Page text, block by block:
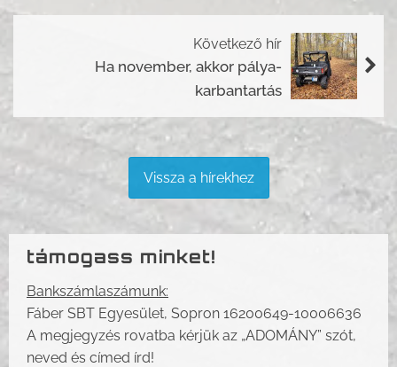
Következő hír
Ha november, akkor pálya-
karbantartás
Vissza a hírekhez
támogass minket!
Bankszámlaszámunk:
Fáber SBT Egyesület, Sopron 16200649-10006636
A megjegyzés rovatba kérjük az „ADOMÁNY” szót,
neved és címed írd!